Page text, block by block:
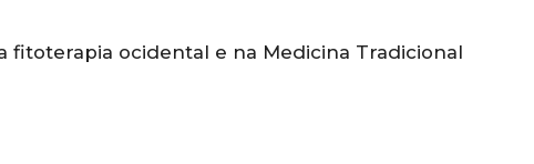
ocidental e na Medicina Tradicional